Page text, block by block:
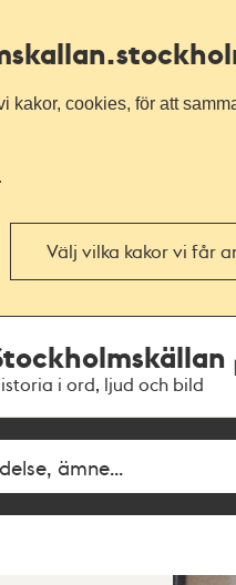
kakor, cookies, för att
Välj vilka kakor vi får
i ord, ljud och bild